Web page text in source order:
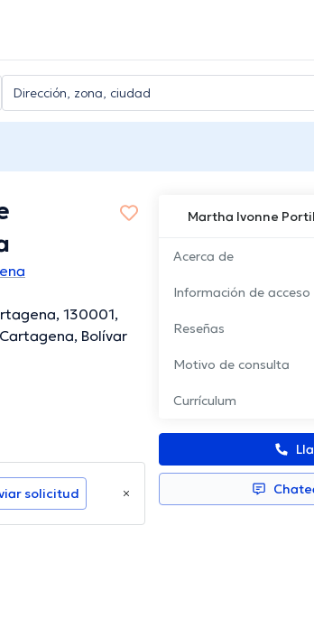
Martha Ivonne
Acerca de
Información de acceso
Reseñas
Motivo de consulta
Currículum
130001,
Bolívar
solicitud